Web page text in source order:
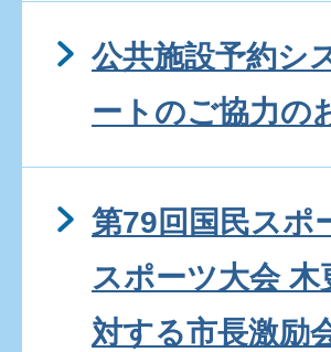
公共施設予約シ
ートのご協力の
第79回国民スポ
スポーツ大会 木
対する市長激励